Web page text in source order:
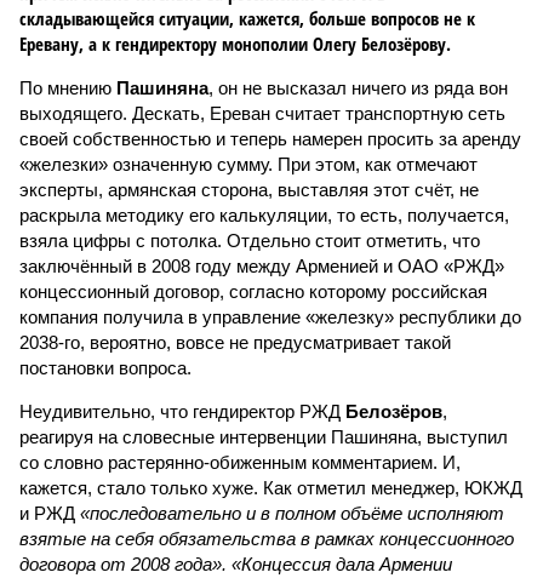
складывающейся ситуации, кажется, больше вопросов не к
Еревану, а к гендиректору монополии Олегу Белозёрову.
По мнению Пашиняна, он не высказал ничего из ряда вон
выходящего. Дескать, Ереван считает транспортную сеть
своей собственностью и теперь намерен просить за аренду
«железки» означенную сумму. При этом, как отмечают
эксперты, армянская сторона, выставляя этот счёт, не
раскрыла методику его калькуляции, то есть, получается,
взяла цифры с потолка. Отдельно стоит отметить, что
заключённый в 2008 году между Арменией и ОАО «РЖД»
концессионный договор, согласно которому российская
компания получила в управление «железку» республики до
2038-го, вероятно, вовсе не предусматривает такой
постановки вопроса.
Неудивительно, что гендиректор РЖД Белозёров,
реагируя на словесные интервенции Пашиняна, выступил
со словно растерянно-обиженным комментарием. И,
кажется, стало только хуже. Как отметил менеджер, ЮКЖД
и РЖД «последовательно и в полном объёме исполняют
взятые на себя обязательства в рамках концессионного
договора от 2008 года». «Концессия дала Армении